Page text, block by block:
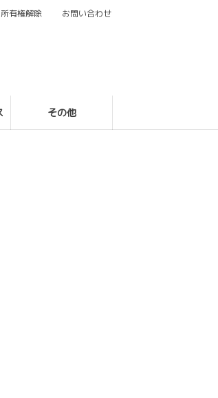
その他
所有権解除 お問い合わせ